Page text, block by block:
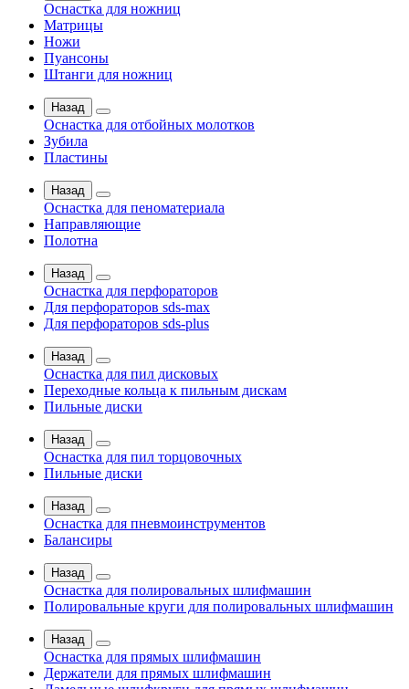
Оснастка для ножниц
Матрицы
Ножи
Пуансоны
Штанги для ножниц
Назад
Оснастка для отбойных молотков
Зубила
Пластины
Назад
Оснастка для пеноматериала
Направляющие
Полотна
Назад
Оснастка для перфораторов
Для перфораторов sds-max
Для перфораторов sds-plus
Назад
Оснастка для пил дисковых
Переходные кольца к пильным дискам
Пильные диски
Назад
Оснастка для пил торцовочных
Пильные диски
Назад
Оснастка для пневмоинструментов
Балансиры
Назад
Оснастка для полировальных шлифмашин
Полировальные круги для полировальных шлифмашин
Назад
Оснастка для прямых шлифмашин
Держатели для прямых шлифмашин